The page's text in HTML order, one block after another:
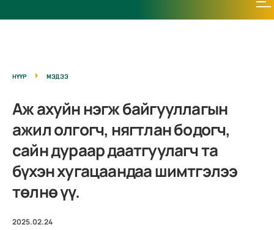
НҮҮР МЭДЭЭ
Аж ахуйн нэгж байгууллагын
ажил олгогч, нягтлан бодогч,
сайн дураар даатгуулагч та
бүхэн хугацаандаа шимтгэлээ
төлнө үү.
2025.02.24